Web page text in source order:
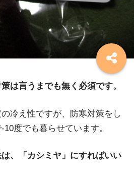
は言うまでも無く必須です。
冷え性ですが、防寒対策をし
度でも暮らせています。
、「カシミヤ」にすればいい